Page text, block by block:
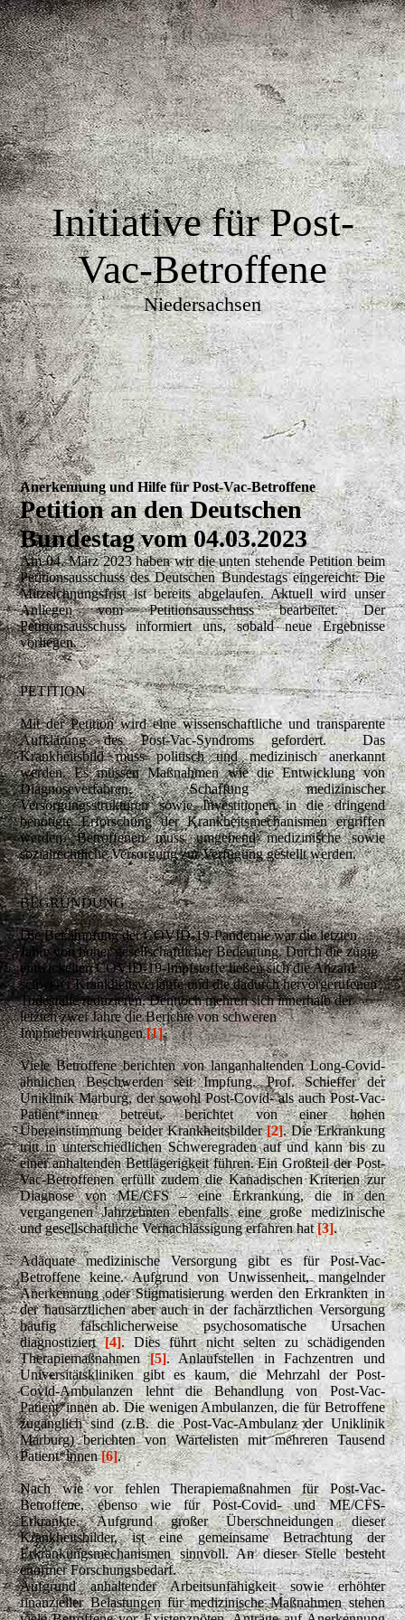
Initiative für Post-
Vac-Betroffene
Niedersachsen
Anerkennung und Hilfe für Post-Vac-Betroffene
Petition an den Deutschen
Bundestag vom 04.03.2023
Am 04. März 2023 haben wir die unten stehende Petition beim
Petitionsausschuss des Deutschen Bundestags eingereicht. Die
Mitzeichnungsfrist ist bereits abgelaufen. Aktuell wird unser
Anliegen vom Petitionsausschuss bearbeitet. Der
Petitionsausschuss informiert uns, sobald neue Ergebnisse
vorliegen.
PETITION
Mit der Petition wird eine wissenschaftliche und transparente
Aufklärung des Post-Vac-Syndroms gefordert. Das
Krankheitsbild muss politisch und medizinisch anerkannt
werden. Es müssen Maßnahmen wie die Entwicklung von
Diagnoseverfahren, Schaffung medizinischer
Versorgungsstrukturen sowie Investitionen in die dringend
benötigte Erforschung der Krankheitsmechanismen ergriffen
werden. Betroffenen muss umgehend medizinische sowie
sozialrechtliche Versorgung zur Verfügung gestellt werden.
BEGRÜNDUNG
Die Bekämpfung der COVID-19-Pandemie war die letzten
Jahre von hoher gesellschaftlicher Bedeutung. Durch die zügig
entwickelten COVID-19-Impfstoffe ließen sich die Anzahl
schwerer Krankheitsverläufe und die dadurch hervorgerufenen
Todesfälle reduzieren. Dennoch mehren sich innerhalb der
letzten zwei Jahre die Berichte von schweren
Impfnebenwirkungen[1].
Viele Betroffene berichten von langanhaltenden Long-Covid-
ähnlichen Beschwerden seit Impfung. Prof. Schieffer der
Uniklinik Marburg, der sowohl Post-Covid- als auch Post-Vac-
Patient*innen betreut, berichtet von einer hohen
Übereinstimmung beider Krankheitsbilder[2]. Die Erkrankung
tritt in unterschiedlichen Schweregraden auf und kann bis zu
einer anhaltenden Bettlägerigkeit führen. Ein Großteil der Post-
Vac-Betroffenen erfüllt zudem die Kanadischen Kriterien zur
Diagnose von ME/CFS – eine Erkrankung, die in den
vergangenen Jahrzehnten ebenfalls eine große medizinische
und gesellschaftliche Vernachlässigung erfahren hat[3].
Adäquate medizinische Versorgung gibt es für Post-Vac-
Betroffene keine. Aufgrund von Unwissenheit, mangelnder
Anerkennung oder Stigmatisierung werden den Erkrankten in
der hausärztlichen aber auch in der fachärztlichen Versorgung
häufig fälschlicherweise psychosomatische Ursachen
diagnostiziert[4]. Dies führt nicht selten zu schädigenden
Therapiemaßnahmen[5]. Anlaufstellen in Fachzentren und
Universitätskliniken gibt es kaum, die Mehrzahl der Post-
Covid-Ambulanzen lehnt die Behandlung von Post-Vac-
Patient*innen ab. Die wenigen Ambulanzen, die für Betroffene
zugänglich sind (z.B. die Post-Vac-Ambulanz der Uniklinik
Marburg) berichten von Wartelisten mit mehreren Tausend
Patient*innen[6].
Nach wie vor fehlen Therapiemaßnahmen für Post-Vac-
Betroffene, ebenso wie für Post-Covid- und ME/CFS-
Erkrankte. Aufgrund großer Überschneidungen dieser
Krankheitsbilder, ist eine gemeinsame Betrachtung der
Erkrankungsmechanismen sinnvoll. An dieser Stelle besteht
enormer Forschungsbedarf.
Aufgrund anhaltender Arbeitsunfähigkeit sowie erhöhter
finanzieller Belastungen für medizinische Maßnahmen stehen